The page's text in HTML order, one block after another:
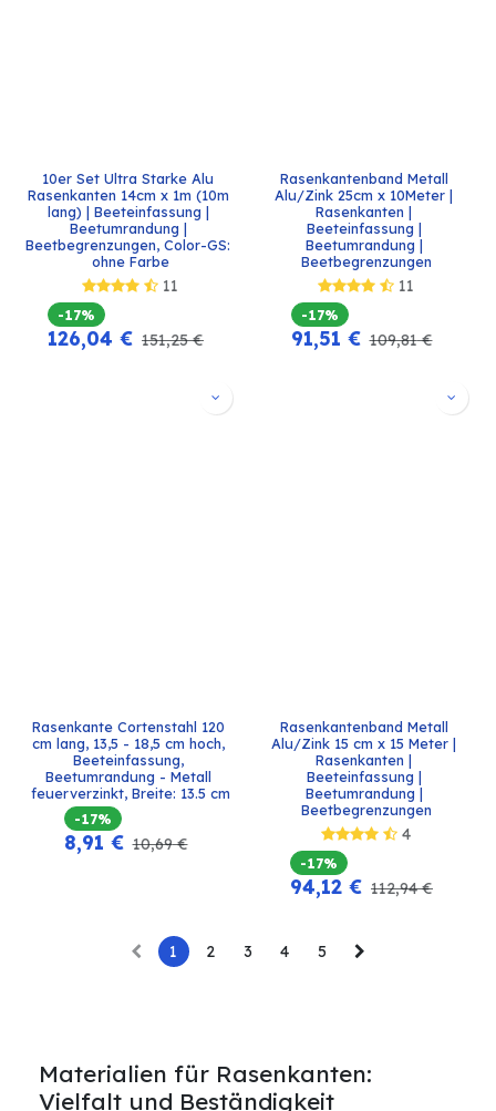
10er Set Ultra Starke Alu
Rasenkanten 14cm x 1m (10m
lang) | Beeteinfassung |
Beetumrandung |
Beetbegrenzungen, Color-GS:
ohne Farbe
11
-17%
126,04 € 151,25€
Rasenkantenband Metall
Alu/Zink 25cm x 10Meter |
Rasenkanten |
Beeteinfassung |
Beetumrandung |
Beetbegrenzungen
11
-17%
91,51 € 109,81€
Rasenkante Cortenstahl 120
cm lang, 13,5 - 18,5 cm hoch,
Beeteinfassung,
Beetumrandung - Metall
feuerverzinkt, Breite: 13.5 cm
-17%
8,91 € 10,69€
Rasenkantenband Metall
Alu/Zink 15 cm x 15 Meter |
Rasenkanten |
Beeteinfassung |
Beetumrandung |
Beetbegrenzungen
4
-17%
94,12 € 112,94€
1 2 3 4 5
Materialien für Rasenkanten:
Vielfalt und Beständigkeit